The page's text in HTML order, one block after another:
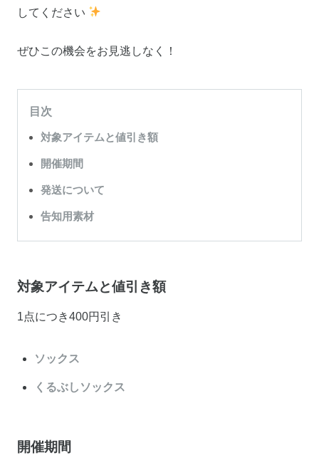
してください
ぜひこの機会をお見逃しなく！
目次
対象アイテムと値引き額
開催期間
発送について
告知用素材
対象アイテムと値引き額
1点につき400円引き
ソックス
くるぶしソックス
開催期間